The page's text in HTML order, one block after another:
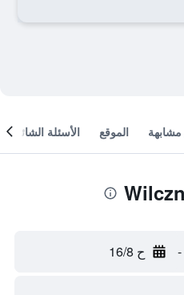
الموقع الأسئلة الشائعة
- ح 16/8